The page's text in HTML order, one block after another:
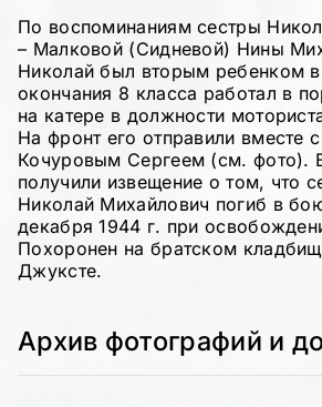
По воспоминаниям сестры
– Малковой (Сидневой) Нины
Николай был вторым ребенком
окончания 8 класса работал в
на катере в должности
На фронт его отправили вместе
Кочуровым Сергеем (см. фото).
получили извещение о том, что
Николай Михайлович погиб в
декабря 1944 г. при
Похоронен на братском
Джуксте.
Архив фотографий и